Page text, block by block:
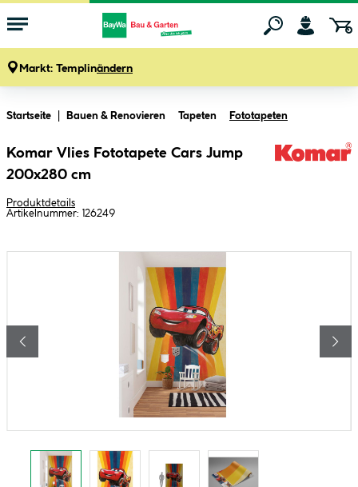
Markt: Templinändern
Startseite Bauen & Renovieren Tapeten Fototapeten
Komar Vlies Fototapete Cars Jump
200x280 cm
Produktdetails
Artikelnummer: 126249